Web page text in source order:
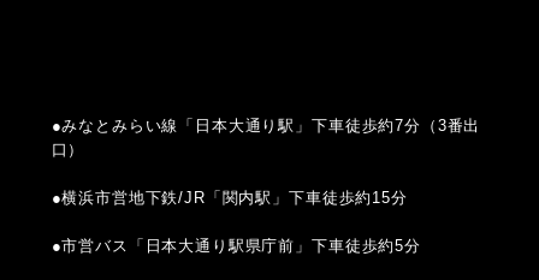
●みなとみらい線「日本大通り駅」下車徒歩約7分（3番出
口）
●横浜市営地下鉄/JR「関内駅」下車徒歩約15分
●市営バス「日本大通り駅県庁前」下車徒歩約5分